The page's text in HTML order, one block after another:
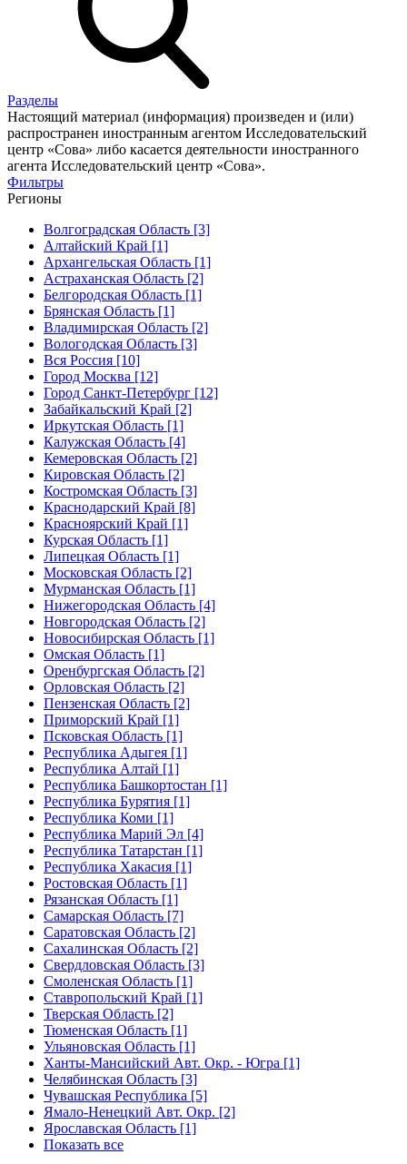
Разделы
Настоящий материал (информация) произведен и (или)
распространен иностранным агентом Исследовательский
центр «Сова» либо касается деятельности иностранного
агента Исследовательский центр «Сова».
Фильтры
Регионы
Волгоградская Область [3]
Алтайский Край [1]
Архангельская Область [1]
Астраханская Область [2]
Белгородская Область [1]
Брянская Область [1]
Владимирская Область [2]
Вологодская Область [3]
Вся Россия [10]
Город Москва [12]
Город Санкт-Петербург [12]
Забайкальский Край [2]
Иркутская Область [1]
Калужская Область [4]
Кемеровская Область [2]
Кировская Область [2]
Костромская Область [3]
Краснодарский Край [8]
Красноярский Край [1]
Курская Область [1]
Липецкая Область [1]
Московская Область [2]
Мурманская Область [1]
Нижегородская Область [4]
Новгородская Область [2]
Новосибирская Область [1]
Омская Область [1]
Оренбургская Область [2]
Орловская Область [2]
Пензенская Область [2]
Приморский Край [1]
Псковская Область [1]
Республика Адыгея [1]
Республика Алтай [1]
Республика Башкортостан [1]
Республика Бурятия [1]
Республика Коми [1]
Республика Марий Эл [4]
Республика Татарстан [1]
Республика Хакасия [1]
Ростовская Область [1]
Рязанская Область [1]
Самарская Область [7]
Саратовская Область [2]
Сахалинская Область [2]
Свердловская Область [3]
Смоленская Область [1]
Ставропольский Край [1]
Тверская Область [2]
Тюменская Область [1]
Ульяновская Область [1]
Ханты-Мансийский Авт. Окр. - Югра [1]
Челябинская Область [3]
Чувашская Республика [5]
Ямало-Ненецкий Авт. Окр. [2]
Ярославская Область [1]
Показать все